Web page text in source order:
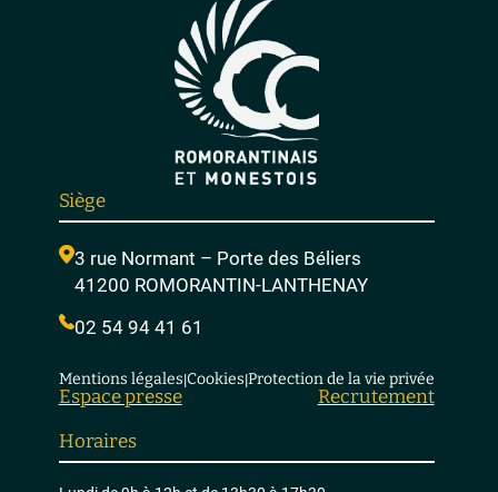
Siège
3 rue Normant – Porte des Béliers
41200 ROMORANTIN-LANTHENAY
02 54 94 41 61
Mentions légales|Cookies|Protection de la vie privée
Espace presse
Recrutement
Horaires